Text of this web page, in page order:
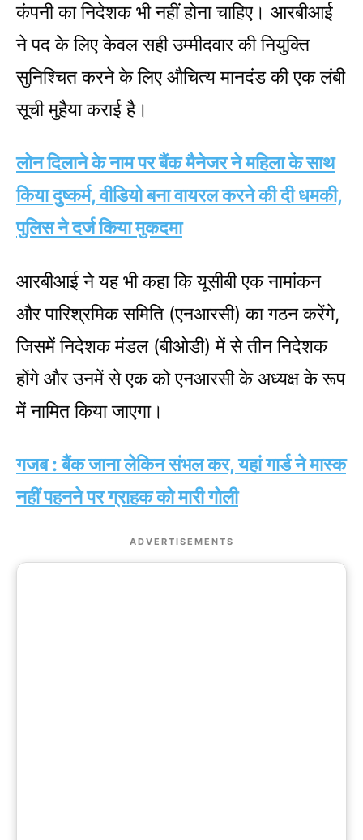
कंपनी का निदेशक भी नहीं होना चाहिए। आरबीआई
ने पद के लिए केवल सही उम्मीदवार की नियुक्ति
सुनिश्चित करने के लिए औचित्य मानदंड की एक लंबी
सूची मुहैया कराई है।
लोन दिलाने के नाम पर बैंक मैनेजर ने महिला के साथ
किया दुष्कर्म, वीडियो बना वायरल करने की दी धमकी,
पुलिस ने दर्ज किया मुकदमा
आरबीआई ने यह भी कहा कि यूसीबी एक नामांकन
और पारिश्रमिक समिति (एनआरसी) का गठन करेंगे,
जिसमें निदेशक मंडल (बीओडी) में से तीन निदेशक
होंगे और उनमें से एक को एनआरसी के अध्यक्ष के रूप
में नामित किया जाएगा।
गजब : बैंक जाना लेकिन संभल कर, यहां गार्ड ने मास्क
नहीं पहनने पर ग्राहक को मारी गोली
ADVERTISEMENTS